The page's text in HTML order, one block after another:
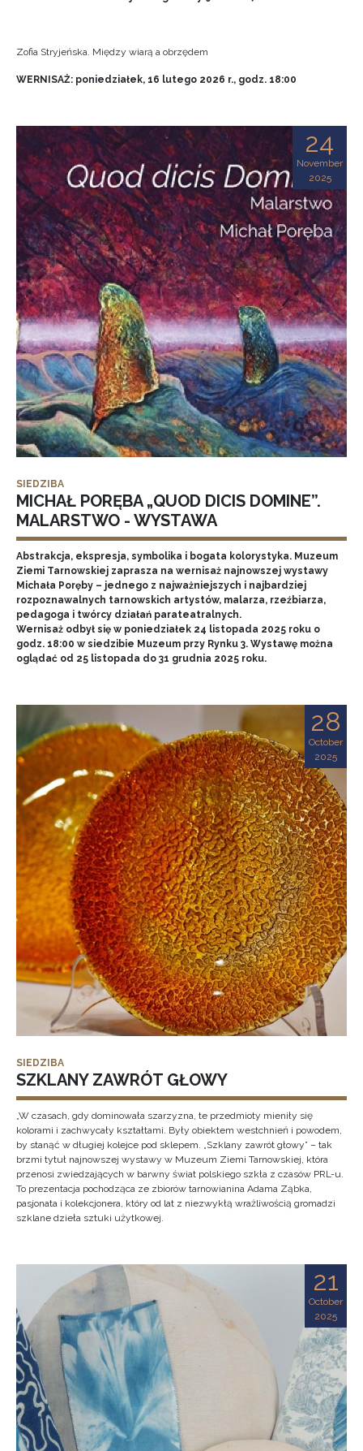
Zofia Stryjeńska. Między wiarą a obrzędem
WERNISAŻ: poniedziałek, 16 lutego 2026 r., godz. 18:00
24
November
2025
SIEDZIBA
MICHAŁ PORĘBA „QUOD DICIS DOMINE”.
MALARSTWO - WYSTAWA
Abstrakcja, ekspresja, symbolika i bogata kolorystyka. Muzeum
Ziemi Tarnowskiej zaprasza na wernisaż najnowszej wystawy
Michała Poręby – jednego z najważniejszych i najbardziej
rozpoznawalnych tarnowskich artystów, malarza, rzeźbiarza,
pedagoga i twórcy działań parateatralnych.
Wernisaż odbył się w poniedziałek 24 listopada 2025 roku o
godz. 18:00 w siedzibie Muzeum przy Rynku 3. Wystawę można
oglądać od 25 listopada do 31 grudnia 2025 roku.
28
October
2025
SIEDZIBA
SZKLANY ZAWRÓT GŁOWY
„W czasach, gdy dominowała szarzyzna, te przedmioty mieniły się
kolorami i zachwycały kształtami. Były obiektem westchnień i powodem,
by stanąć w długiej kolejce pod sklepem. „Szklany zawrót głowy” – tak
brzmi tytuł najnowszej wystawy w Muzeum Ziemi Tarnowskiej, która
przenosi zwiedzających w barwny świat polskiego szkła z czasów PRL-u.
To prezentacja pochodząca ze zbiorów tarnowianina Adama Ząbka,
pasjonata i kolekcjonera, który od lat z niezwykłą wrażliwością gromadzi
szklane dzieła sztuki użytkowej.
21
October
2025